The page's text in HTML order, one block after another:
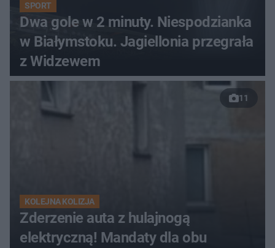
SPORT
Dwa gole w 2 minuty. Niespodzianka
w Białymstoku. Jagiellonia przegrała
z Widzewem
11
KOLEJNA KOLIZJA
Zderzenie auta z hulajnogą
elektryczną! Mandaty dla obu